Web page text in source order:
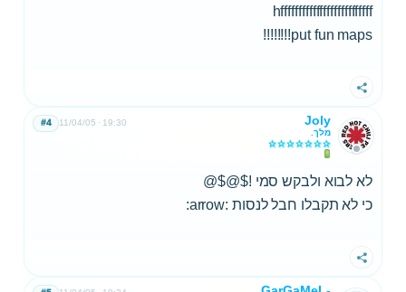
hffffffffffffffffffffffffff
put fun maps!!!!!!!!
שתף
Joly
מלך.
11/04/05 19:30
#4
לא לבוא ולבקש סמי !$@$@
כי לא תקבלו חבל לנסות :arrow:
שתף